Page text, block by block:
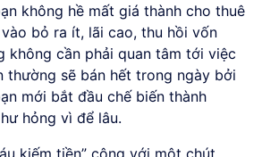
không hề mất giá thành cho thuê
bỏ ra ít, lãi cao, thu hồi vốn
không cần phải quan tâm tới việc
thường sẽ bán hết trong ngày bởi
mới bắt đầu chế biến thành
hỏng vì để lâu.
kiếm tiền” cộng với một chút